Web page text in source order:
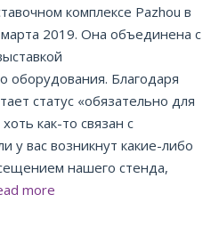
комплексе Pazhou в
2019. Она объединена с
Благодаря
статус «обязательно для
как-то связан с
у вас возникнут какие-либо
нашего стенда,
more